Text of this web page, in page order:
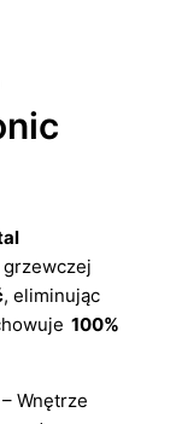
, eliminując
100%
– Wnętrze